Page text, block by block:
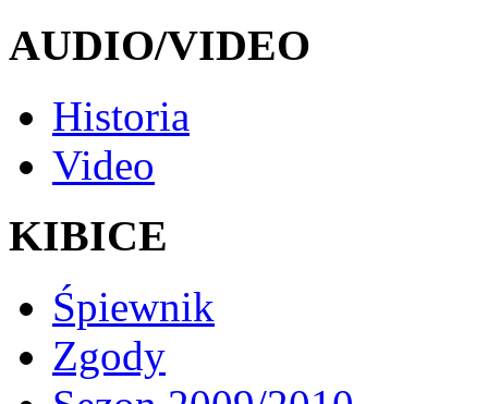
AUDIO/VIDEO
Historia
Video
KIBICE
Śpiewnik
Zgody